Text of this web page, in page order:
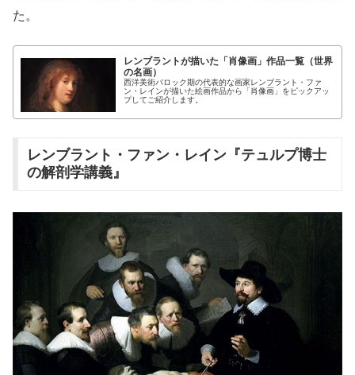
た。
レンブラントが描いた「肖像画」作品一覧（世界
の名画）
西洋美術バロック期の代表的な画家レンブラント・ファ
ン・レインが描いた絵画作品から「肖像画」をピックアッ
プしてご紹介します。
レンブラント・ファン・レイン『テュルプ博士
の解剖学講義』